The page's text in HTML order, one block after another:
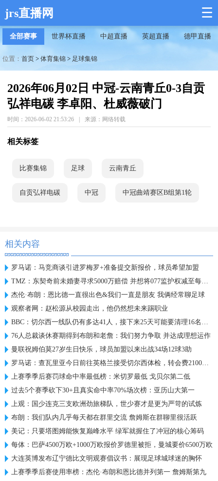
jrs直播网 ☰
全部赛事 世界杯直播 中超直播 英超直播 德甲直播
位置： 首页 > 体育集锦 > 足球集锦
2026年06月02日 中冠-云南青丘0-3自贡
弘祥电碳 李卓阳、杜威薇破门
时间：2026-06-02 21:53:26 来源：网络转载
相关标签
比赛集锦 足球 云南青丘
自贡弘祥电碳 中冠 中冠曲靖赛区B组第1轮
相关内容
罗马诺：马竞商谈引进罗梅罗+准备提交新报价，球员希望加盟
TMZ：东契奇前未婚妻寻求5000万赔偿 并想将077监护权减至每周1天
杰伦·布朗：恩比德一直很出色&我们一直是朋友 我俩经常聊足球
观察者网：赵松源从校园走出，他仍然想未来踢职业
BBC：切尔西一线队仍有多达41人，接下来25天可能要清理16名冗员
76人总裁谈休赛期得到布朗和老詹：我们努力争取 并达成理想运作
曼联祝姆伯莫27岁生日快乐，球员加盟以来出战34场12球3助
罗马诺：查瓦里亚今日前往英格兰接受切尔西体检，转会费2100万欧
上赛季季后赛罚球命中率最低榜：米切罗最低 戈贝尔第二低
过去5个赛季砍下30+且真实命中率70%场次榜：亚历山大第一
上观：国少连克三支欧洲劲旅梯队，世少赛才是更为严苛的试炼
布朗：我们队内几乎每天都在群里交流 詹姆斯在群聊里很活跃
美记：只要塔图姆能恢复巅峰水平 绿军就握住了冲冠的核心筹码
每体：巴萨4500万欧+1000万欧报价罗德里被拒，曼城要价6500万欧
大连英博发布辽宁德比文明观赛倡议书：展现足球城球迷的胸怀
上赛季季后赛使用率榜：杰伦·布朗和恩比德并列第一 詹姆斯第九